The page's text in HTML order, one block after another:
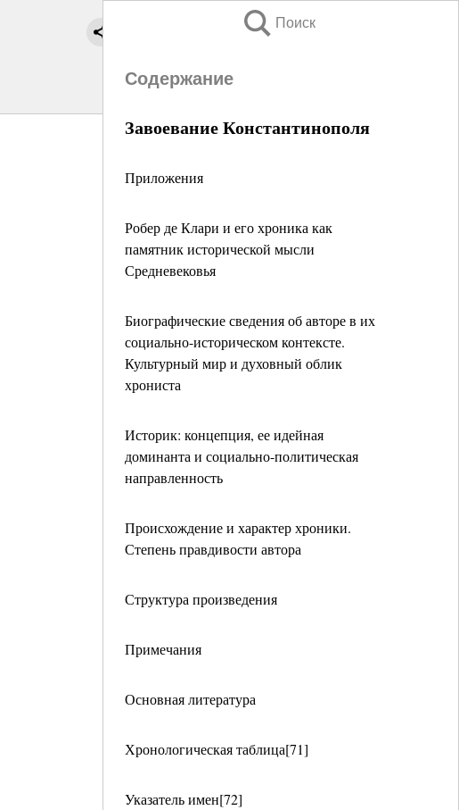
Поиск
Содержание
Завоевание Константинополя
Приложения
Робер де Клари и его хроника как
памятник исторической мысли
Средневековья
Биографические сведения об авторе в их
социально-историческом контексте.
Культурный мир и духовный облик
хрониста
Историк: концепция, ее идейная
доминанта и социально-политическая
направленность
Происхождение и характер хроники.
Степень правдивости автора
Структура произведения
Примечания
Основная литература
Хронологическая таблица[71]
Указатель имен[72]